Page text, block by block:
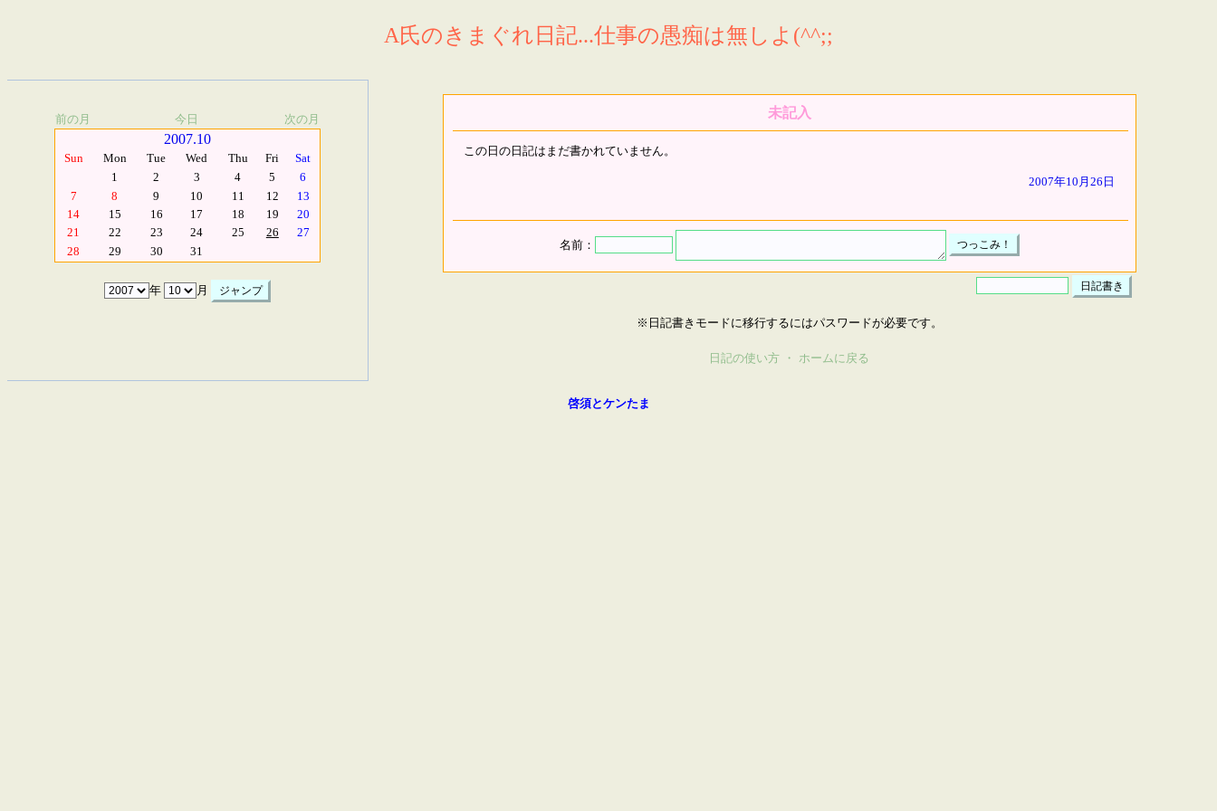
A氏のきまぐれ日記...仕事の愚痴は無しよ(^^;;
前の月 今日 次の月
2007.10
Sun Mon Tue Wed Thu Fri
Sat
1
2 3 4 5
6
7
8 9 10 11 12
13
14
15 16 17 18 19
20
21
22 23 24 25 26
27
28
29 30 31
年 月
未記入
この日の日記はまだ書かれていません。
2007年10月26日
名前：
※日記書きモードに移行するにはパスワードが必要です。
日記の使い方 ・ ホームに戻る
啓須とケンたま